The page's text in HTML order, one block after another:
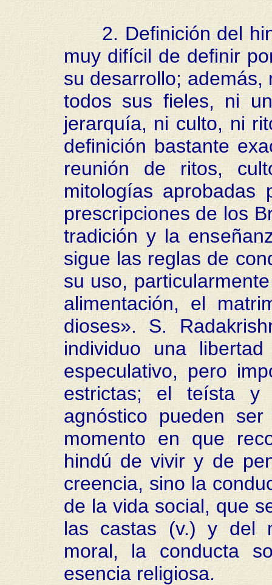
2. Definición del
muy difícil de definir
su desarrollo;
todos sus fieles, ni
jerarquía, ni culto, ni
definición bastante
reunión de ritos,
mitologías
prescripciones de los
tradición y la
sigue las reglas de
su uso,
alimentación, el
dioses». S.
individuo una
especulativo, pero
estrictas; el teísta
agnóstico pueden
momento en que
hindú de vivir y de
creencia, sino la
de la vida social, que
las castas (v.) y del
moral, la conducta
esencia religiosa.